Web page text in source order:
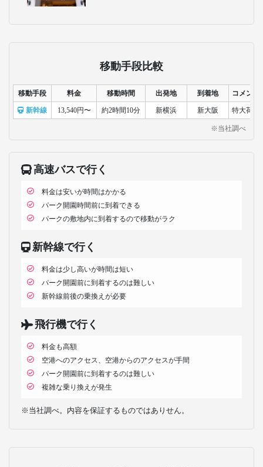
移動手段比較
移動手段 料金 移動時間 出発地 到着地 コメント
新幹線 13,540円〜 約2時間10分 新横浜 新大阪 特大荷物
※当社調べ
高速バスで行く
料金は安いが時間はかかる
パーク開園時間前に到着できる
パークの敷地内に到着するので移動がラク
新幹線で行く
料金は少し高いが時間は短い
パーク開園前に到着するのは難しい
新幹線前後の乗換えが必要
飛行機で行く
料金も高額
空港へのアクセス、空港からのアクセスが手間
パーク開園前に到着するのは難しい
複雑な乗り換えが発生
※当社調べ。内容を保証するものではありせん。